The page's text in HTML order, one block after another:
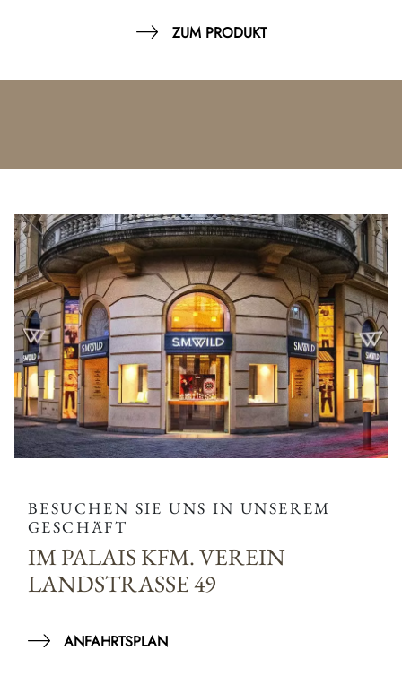
ZUM PRODUKT
BESUCHEN SIE UNS IN UNSEREM
GESCHÄFT
IM PALAIS KFM. VEREIN
LANDSTRASSE 49
ANFAHRTSPLAN